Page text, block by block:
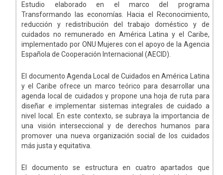
Estudio elaborado en el marco del programa
Transformando las economías. Hacia el Reconocimiento,
reducción y redistribución del trabajo doméstico y de
cuidados no remunerado en América Latina y el Caribe,
implementado por ONU Mujeres con el apoyo de la Agencia
Española de Cooperación Internacional (AECID).
El documento Agenda Local de Cuidados en América Latina
y el Caribe ofrece un marco teórico para desarrollar una
agenda local de cuidados y propone una hoja de ruta para
diseñar e implementar sistemas integrales de cuidado a
nivel local. En este contexto, se subraya la importancia de
una visión interseccional y de derechos humanos para
promover una nueva organización social de los cuidados
más justa y equitativa.
El documento se estructura en cuatro apartados que